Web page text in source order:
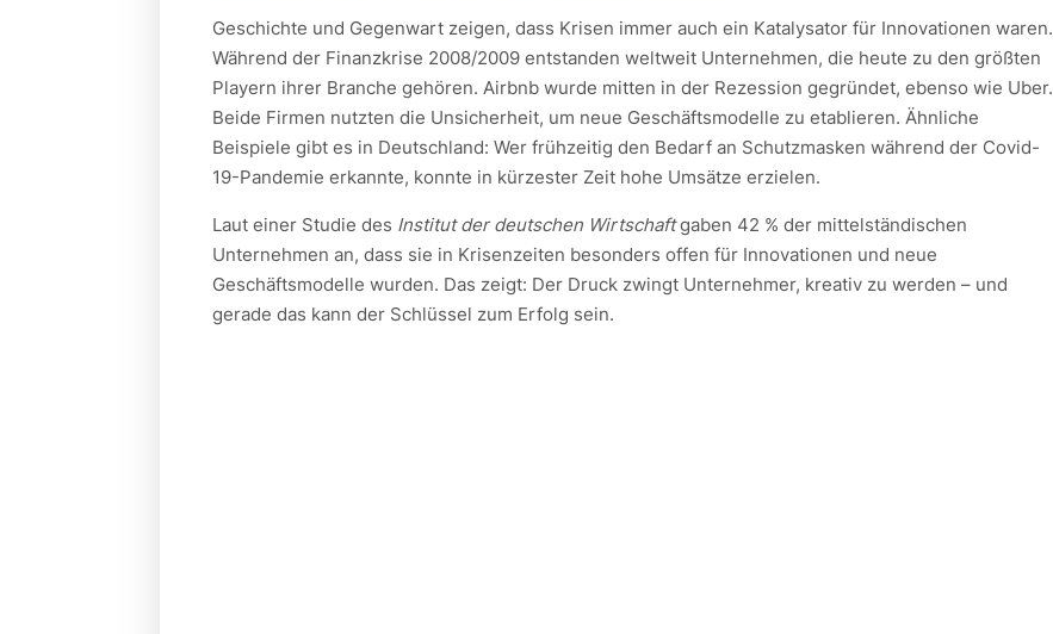
Geschichte und Gegenwart zeigen, dass Krisen immer auch ein Katalysator für Innovationen waren.
Während der Finanzkrise 2008/2009 entstanden weltweit Unternehmen, die heute zu den größten
Playern ihrer Branche gehören. Airbnb wurde mitten in der Rezession gegründet, ebenso wie Uber.
Beide Firmen nutzten die Unsicherheit, um neue Geschäftsmodelle zu etablieren. Ähnliche
Beispiele gibt es in Deutschland: Wer frühzeitig den Bedarf an Schutzmasken während der Covid-
19-Pandemie erkannte, konnte in kürzester Zeit hohe Umsätze erzielen.
Laut einer Studie des Institut der deutschen Wirtschaftgaben 42 % der mittelständischen
Unternehmen an, dass sie in Krisenzeiten besonders offen für Innovationen und neue
Geschäftsmodelle wurden. Das zeigt: Der Druck zwingt Unternehmer, kreativ zu werden – und
gerade das kann der Schlüssel zum Erfolg sein.